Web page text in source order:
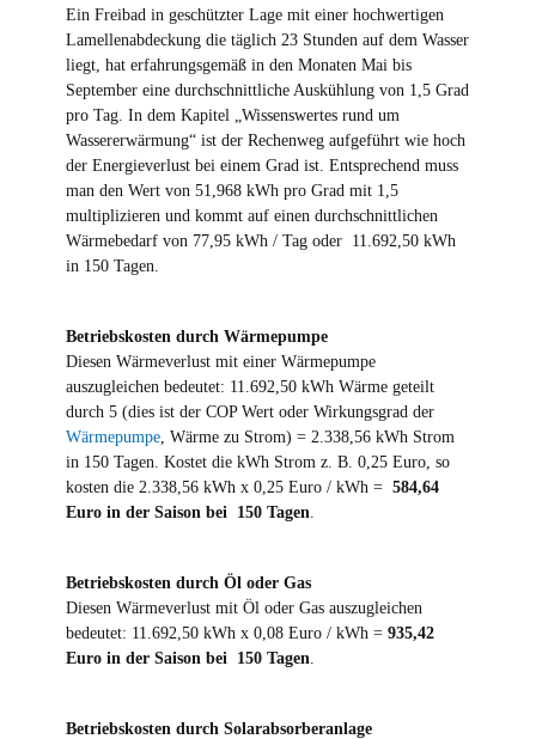
Ein Freibad in geschützter Lage mit einer hochwertigen
Lamellenabdeckung die täglich 23 Stunden auf dem Wasser
liegt, hat erfahrungsgemäß in den Monaten Mai bis
September eine durchschnittliche Auskühlung von 1,5 Grad
pro Tag. In dem Kapitel „Wissenswertes rund um
Wassererwärmung“ ist der Rechenweg aufgeführt wie hoch
der Energieverlust bei einem Grad ist. Entsprechend muss
man den Wert von 51,968 kWh pro Grad mit 1,5
multiplizieren und kommt auf einen durchschnittlichen
Wärmebedarf von 77,95 kWh / Tag oder 11.692,50 kWh
in 150 Tagen.
Betriebskosten durch Wärmepumpe
Diesen Wärmeverlust mit einer Wärmepumpe
auszugleichen bedeutet: 11.692,50 kWh Wärme geteilt
durch 5 (dies ist der COP Wert oder Wirkungsgrad der
Wärmepumpe, Wärme zu Strom) = 2.338,56 kWh Strom
in 150 Tagen. Kostet die kWh Strom z. B. 0,25 Euro, so
kosten die 2.338,56 kWh x 0,25 Euro / kWh = 584,64
Euro in der Saison bei 150 Tagen.
Betriebskosten durch Öl oder Gas
Diesen Wärmeverlust mit Öl oder Gas auszugleichen
bedeutet: 11.692,50 kWh x 0,08 Euro / kWh = 935,42
Euro in der Saison bei 150 Tagen.
Betriebskosten durch Solarabsorberanlage